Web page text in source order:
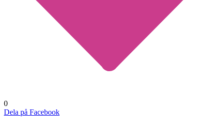
0
Dela på Facebook